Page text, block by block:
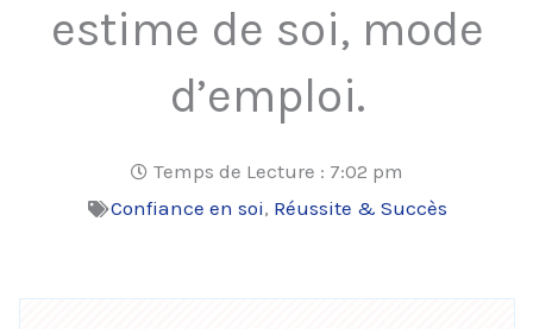
estime de soi, mode
d’emploi.
Temps de Lecture : 7:02 pm
Confiance en soi, Réussite & Succès